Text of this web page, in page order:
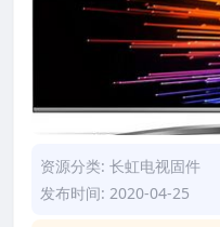
资源分类: 长虹电视固件
发布时间: 2020-04-25